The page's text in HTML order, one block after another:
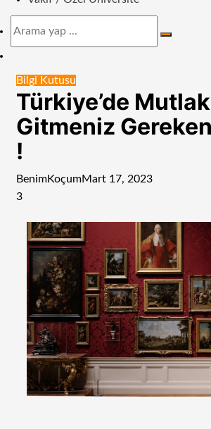
Arama
görünümü
değiştir
Bilgi Kutusu
Türkiye’de
Gitmeniz
!
BenimKoçumMart 17, 2023
3